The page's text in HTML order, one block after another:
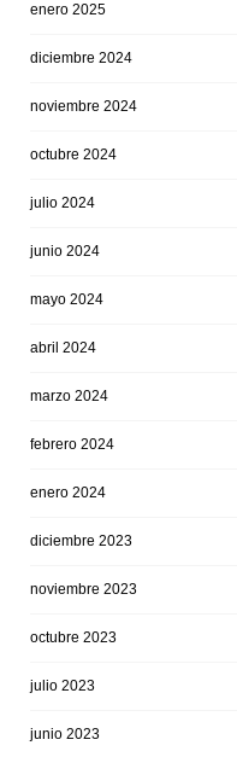
enero 2025
diciembre 2024
noviembre 2024
octubre 2024
julio 2024
junio 2024
mayo 2024
abril 2024
marzo 2024
febrero 2024
enero 2024
diciembre 2023
noviembre 2023
octubre 2023
julio 2023
junio 2023